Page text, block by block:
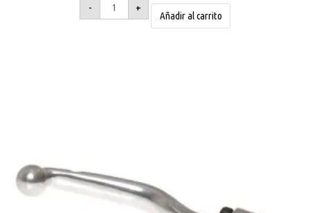
-
+
Añadir al carrito